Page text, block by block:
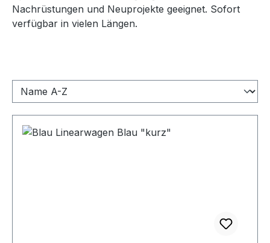
Nachrüstungen und Neuprojekte geeignet. Sofort
verfügbar in vielen Längen.